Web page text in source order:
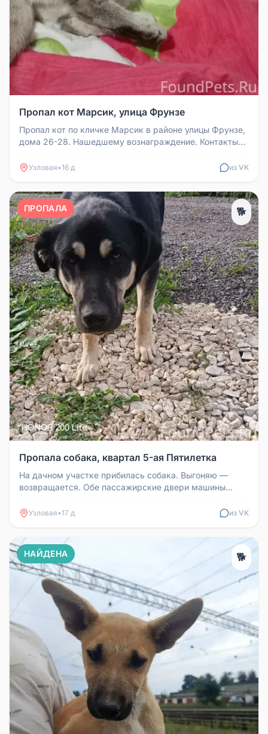
Пропал кот Марсик, улица Фрунзе
Пропал кот по кличке Марсик в районе улицы Фрунзе,
дома 26-28. Нашедшему вознаграждение. Контакты
Узловая•16 д из VK
ПРОПАЛА 🐕
Пропала собака, квартал 5-ая Пятилетка
На дачном участке прибилась собака. Выгоняю —
возвращается. Обе пассажирские двери машины
Узловая•17 д из VK
НАЙДЕНА 🐕